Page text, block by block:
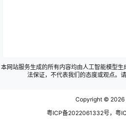
本网站服务生成的所有内容均由人工智能模型
法保证，不代表我们的态度或观点。
Copyright © 2026
粤ICP备2022061332号，粤